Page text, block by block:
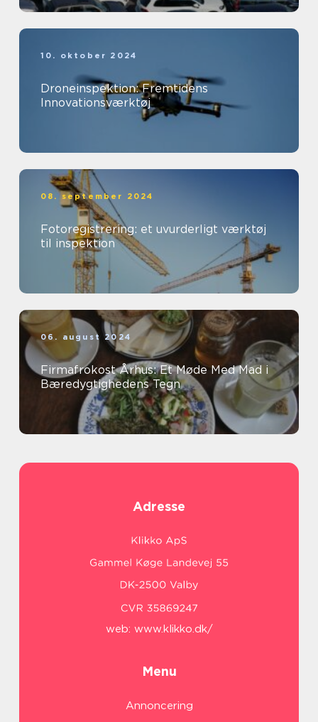
10. oktober 2024
Droneinspektion: Fremtidens
Innovationsværktøj
08. september 2024
Fotoregistrering: et uvurderligt værktøj
til inspektion
06. august 2024
Firmafrokost Århus: Et Møde Med Mad i
Bæredygtighedens Tegn
Adresse
web: www.klikko.dk/
Menu
Annoncering